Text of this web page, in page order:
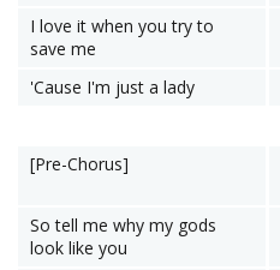
I love it when you try to
save me
'Cause I'm just a lady
[Pre-Chorus]
So tell me why my gods
look like you